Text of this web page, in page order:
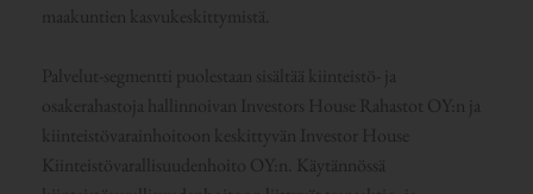
maakuntien kasvukeskittymistä.
Palvelut-segmentti puolestaan sisältää kiinteistö- ja
osakerahastoja hallinnoivan Investors House Rahastot OY:n ja
kiinteistövarainhoitoon keskittyvän Investor House
Kiinteistövarallisuudenhoito OY:n. Käytännössä